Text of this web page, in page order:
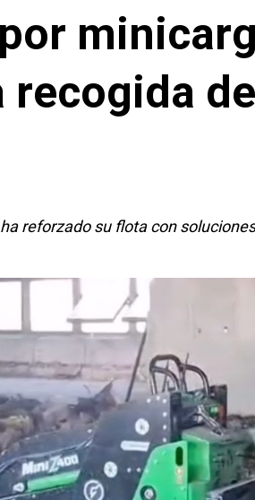
recogida de
reforzado su flota con